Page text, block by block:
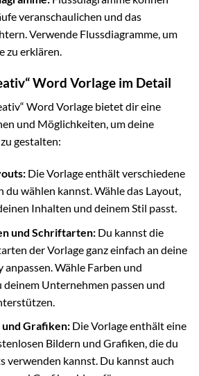
veranschaulichen und das
Verwende Flussdiagramme, um
zu erklären.
Word Vorlage im Detail
Word Vorlage bietet dir eine
und Möglichkeiten, um deine
gestalten:
Die Vorlage enthält verschiedene
du wählen kannst. Wähle das Layout,
Inhalten und deinem Stil passt.
und Schriftarten:Du kannst die
der Vorlage ganz einfach an deine
Wähle Farben und
deinem Unternehmen passen und
Grafiken:Die Vorlage enthält eine
Bildern und Grafiken, die du
verwenden kannst. Du kannst auch